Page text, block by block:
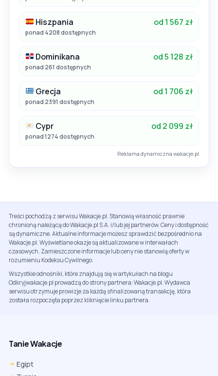
Hiszpania od 1 567 zł
ponad 4208 dostępnych
Dominikana od 5 128 zł
ponad 261 dostępnych
Grecja od 1 706 zł
ponad 2391 dostępnych
Cypr od 2 099 zł
ponad 1274 dostępnych
Reklama dynamiczna wakacje.pl
Treści pochodzą z serwisu Wakacje.pl. Stanowią własność prawnie
chronioną należącą do Wakacje.pl S.A. i/lub jej partnerów. Ceny i dostępność
są dynamiczne. Aktualne informacje możesz sprawdzić bezpośrednio na
Wakacje.pl. Wyświetlane okazje są aktualizowane w interwałach
czasowych. Zamieszczone informacje lub ceny nie stanowią oferty w
rozumieniu Kodeksu Cywilnego.
Wszystkie odnośniki, które znajdują się w artykułach na blogu
Odkryjwakacje.pl prowadzą do strony partnera: Wakacje.pl. Wydawca
serwisu otrzymuje prowizje za każdą sfinalizowaną transakcję, która
została rozpoczęta poprzez kliknięcie linku partnera.
Tanie Wakacje
Egipt